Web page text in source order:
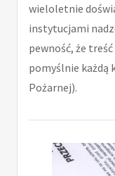
wieloletnie
instytucjami
pewność, że
pomyślnie każdą
Pożarnej).